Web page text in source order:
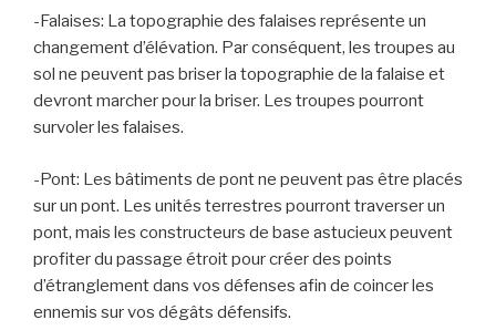
-Falaises: La topographie des falaises représente un
changement d’élévation. Par conséquent, les troupes au
sol ne peuvent pas briser la topographie de la falaise et
devront marcher pour la briser. Les troupes pourront
survoler les falaises.
-Pont: Les bâtiments de pont ne peuvent pas être placés
sur un pont. Les unités terrestres pourront traverser un
pont, mais les constructeurs de base astucieux peuvent
profiter du passage étroit pour créer des points
d’étranglement dans vos défenses afin de coincer les
ennemis sur vos dégâts défensifs.